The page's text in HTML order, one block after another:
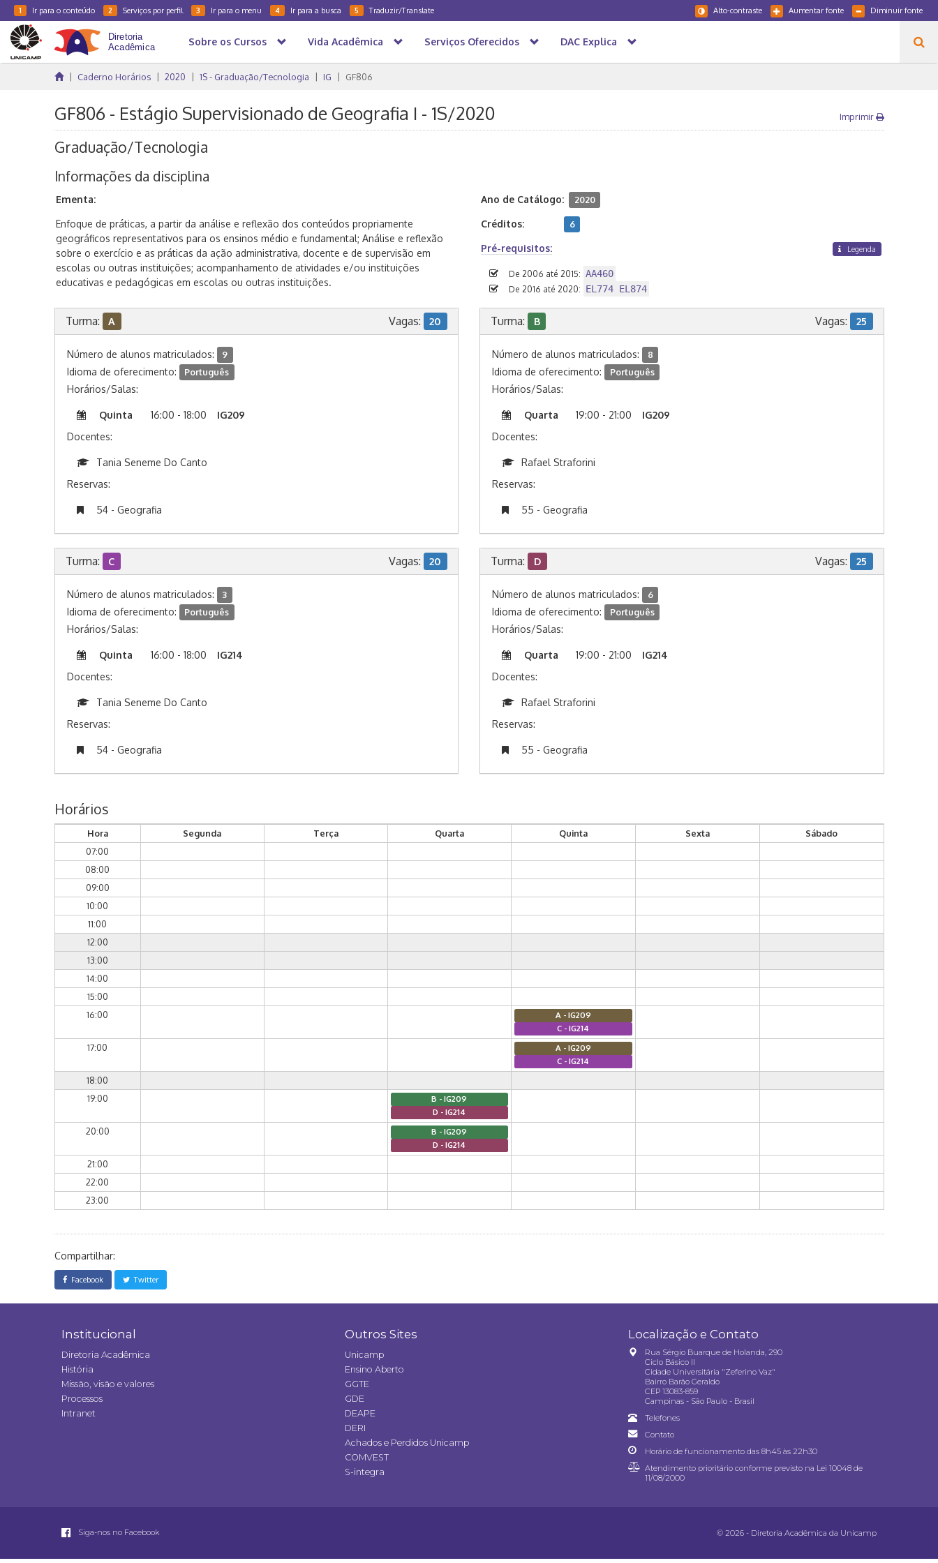
1 Ir para o conteúdo 2 Serviços por perfil 3 Ir para o menu 4 Ir para a busca 5 Traduzir/Translate Diminuir fonte
Aumentar fonte
Alto-contraste
Sobre os Cursos Vida Acadêmica Serviços Oferecidos DAC Explica
Caderno Horários 2020 1S - Graduação/Tecnologia IG GF806
GF806 - Estágio Supervisionado de Geografia I - 1S/2020 Imprimir
Graduação/Tecnologia
Informações da disciplina
Ementa:
Enfoque de práticas, a partir da análise e reflexão dos conteúdos propriamente
geográficos representativos para os ensinos médio e fundamental; Análise e reflexão
sobre o exercício e as práticas da ação administrativa, docente e de supervisão em
escolas ou outras instituições; acompanhamento de atividades e/ou instituições
educativas e pedagógicas em escolas ou outras instituições.
Ano de Catálogo: 2020
Créditos: 6
Pré-requisitos: Legenda
De 2006 até 2015: AA460
De 2016 até 2020: EL774 EL874
Turma: A Vagas: 20
Número de alunos matriculados: 9
Idioma de oferecimento: Português
Horários/Salas:
Quinta 16:00 - 18:00
IG209
Docentes:
Tania Seneme Do Canto
Reservas:
54 - Geografia
Turma: B Vagas: 25
Número de alunos matriculados: 8
Idioma de oferecimento: Português
Horários/Salas:
Quarta 19:00 - 21:00
IG209
Docentes:
Rafael Straforini
Reservas:
55 - Geografia
Turma: C Vagas: 20
Número de alunos matriculados: 3
Idioma de oferecimento: Português
Horários/Salas:
Quinta 16:00 - 18:00
IG214
Docentes:
Tania Seneme Do Canto
Reservas:
54 - Geografia
Turma: D Vagas: 25
Número de alunos matriculados: 6
Idioma de oferecimento: Português
Horários/Salas:
Quarta 19:00 - 21:00
IG214
Docentes:
Rafael Straforini
Reservas:
55 - Geografia
Horários
Hora Segunda Terça Quarta Quinta Sexta
Sábado
07:00
08:00
09:00
10:00
11:00
12:00
13:00
14:00
15:00
16:00
A - IG209
C - IG214
17:00
A - IG209
C - IG214
18:00
19:00
B - IG209
D - IG214
20:00
B - IG209
D - IG214
21:00
22:00
23:00
Compartilhar:
Facebook Twitter
Institucional
Diretoria Acadêmica
História
Missão, visão e valores
Processos
Intranet
Outros Sites
Unicamp
Ensino Aberto
GGTE
GDE
DEAPE
DERI
Achados e Perdidos Unicamp
COMVEST
S-integra
Localização e Contato
Rua Sérgio Buarque de Holanda, 290
Ciclo Básico II
Cidade Universitária "Zeferino Vaz"
Bairro Barão Geraldo
CEP 13083-859
Campinas - São Paulo - Brasil
Telefones
Contato
Horário de funcionamento das 8h45 às 22h30
Atendimento prioritário conforme previsto na Lei 10048 de
11/08/2000
Siga-nos no Facebook © 2026 - Diretoria Acadêmica da Unicamp